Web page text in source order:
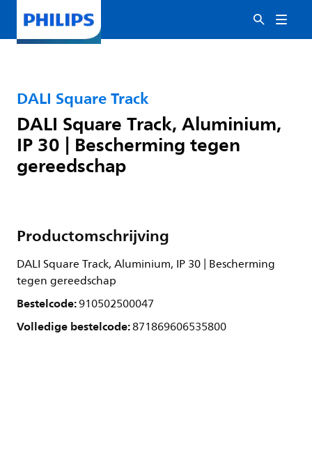
DALI Square Track
DALI Square Track, Aluminium,
IP 30 | Bescherming tegen
gereedschap
Productomschrijving
DALI Square Track, Aluminium, IP 30 | Bescherming
tegen gereedschap
Bestelcode:910502500047
Volledige bestelcode:871869606535800